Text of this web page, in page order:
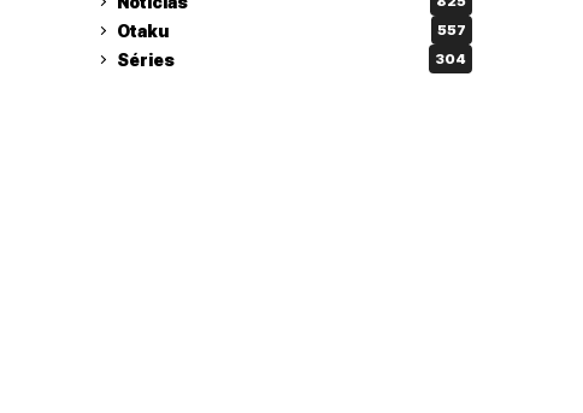
Otaku 557
Séries 304